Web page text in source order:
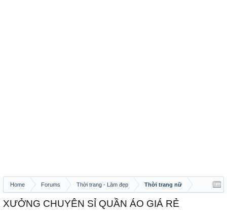
Home Forums Thời trang - Làm đẹp Thời trang nữ
XƯỞNG CHUYÊN SỈ QUẦN ÁO GIÁ RẺ